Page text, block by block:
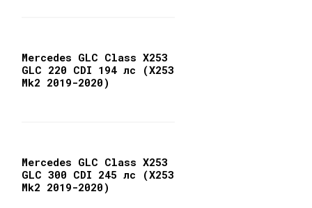
Mercedes GLC Class X253
GLC 220 CDI 194 лс (X253
Mk2 2019-2020)
Mercedes GLC Class X253
GLC 300 CDI 245 лс (X253
Mk2 2019-2020)